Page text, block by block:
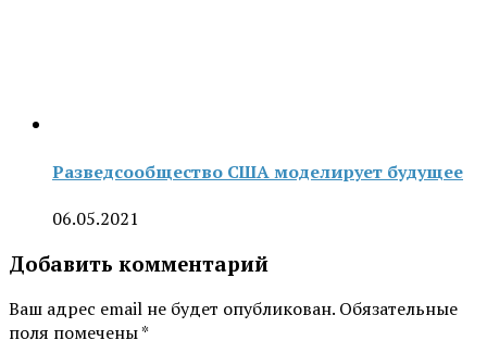
Разведсообщество США моделирует будущее
06.05.2021
Добавить комментарий
Ваш адрес email не будет опубликован. Обязательные
поля помечены*